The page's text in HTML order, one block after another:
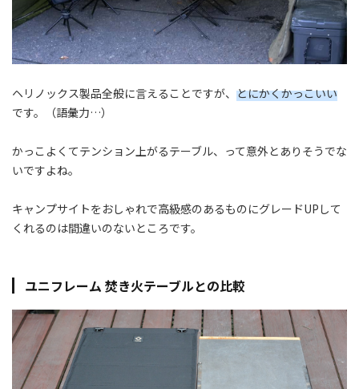
ヘリノックス製品全般に言えることですが、 とにかくかっこいい
です。（語彙力…）
かっこよくてテンション上がるテーブル、って意外とありそうでな
いですよね。
キャンプサイトをおしゃれで高級感のあるものにグレードUPして
くれるのは間違いのないところです。
ユニフレーム 焚き火テーブルとの比較